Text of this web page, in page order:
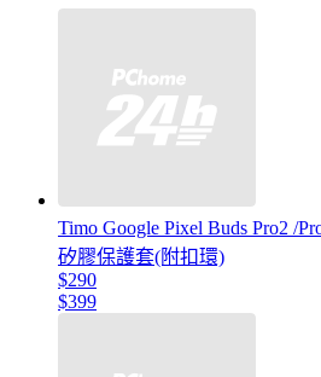
Timo Google Pixel Buds Pro2 /
矽膠保護套(附扣環)
$290
$399